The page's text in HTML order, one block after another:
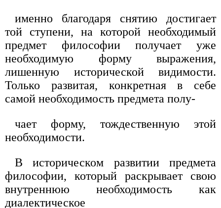
именно благодаря снятию достигает
той ступени, на которой необходимый
предмет философии получает уже
необходимую форму выражения,
лишенную исторической видимости.
Только развитая, конкретная в себе
самой необходимость предмета полу-
чает форму, тождественную этой
необходимости.
В историческом развитии предмета
философии, который раскрывает свою
внутреннюю необходимость как
диалектическое